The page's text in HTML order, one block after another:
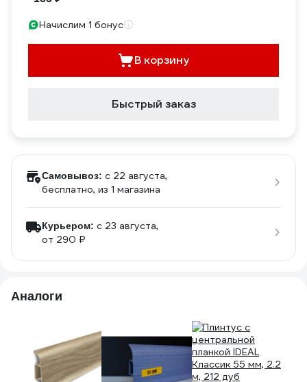
Начислим 1 бонус
В корзину
Быстрый заказ
Самовывоз: c 22 августа,
бесплатно, из 1 магазина
Курьером: c 23 августа,
от 290 ₽
Аналоги